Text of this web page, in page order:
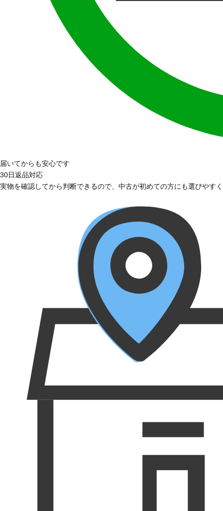
届いてからも安心です
30日返品対応
実物を確認してから判断できるので、中古が初めての方にも選びやす